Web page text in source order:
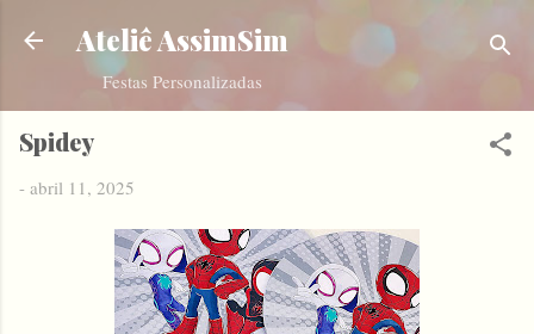
Pular para o conteúdo principal
Ateliê AssimSim
Festas Personalizadas
Spidey
- abril 11, 2025